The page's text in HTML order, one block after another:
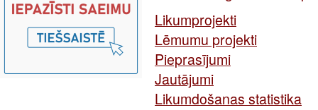
Likumprojekti
Lēmumu projekti
Pieprasījumi
Jautājumi
Likumdošanas statistika